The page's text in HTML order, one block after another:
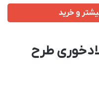
و خرید
طرح